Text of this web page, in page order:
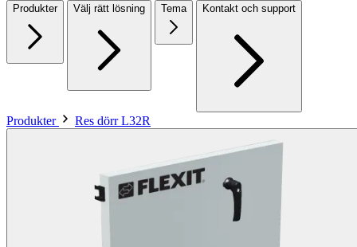
Produkter Välj rätt lösning Tema Kontakt och support
Produkter Res dörr L32R